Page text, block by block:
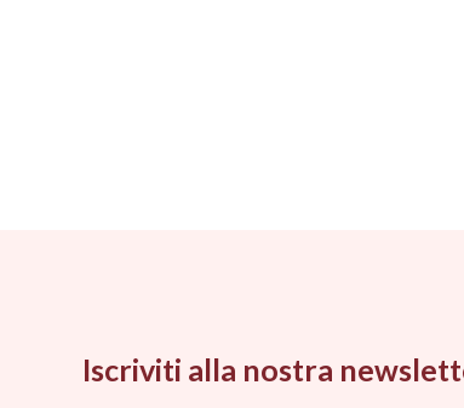
Iscriviti alla nostra